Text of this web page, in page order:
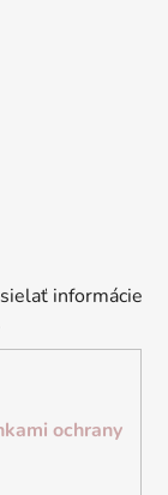
informácie
ochrany